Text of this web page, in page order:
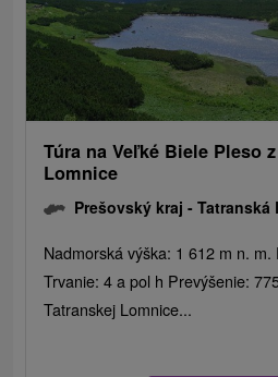
Túra na Veľké Biele Pleso
Lomnice
Prešovský kraj -Tatranská
Nadmorská výška: 1 612 m n. m.
Trvanie: 4 a pol h Prevýšenie:
Tatranskej Lomnice...